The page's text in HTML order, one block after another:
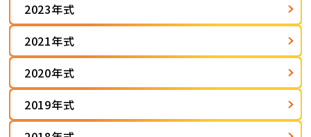
2023年式
2021年式
2020年式
2019年式